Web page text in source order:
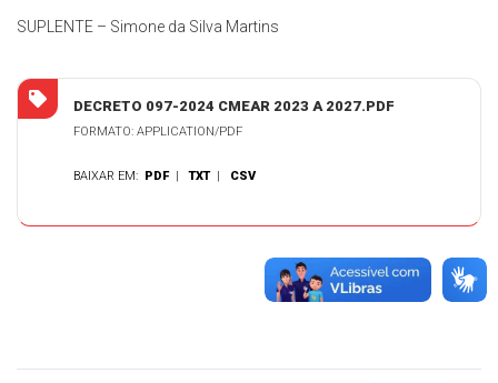
SUPLENTE – Simone da Silva Martins
DECRETO 097-2024 CMEAR 2023 A 2027.PDF
FORMATO: APPLICATION/PDF
BAIXAR EM: PDF |TXT | CSV